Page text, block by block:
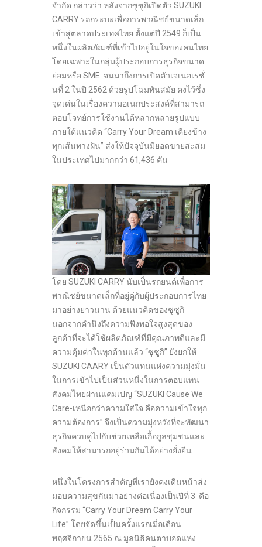
จำกัด กล่าวว่า หลังจากซูซูกิเปิดตัว SUZUKI
CARRY รถกระบะเพื่อการพาณิชย์ขนาดเล็ก
เข้าสู่ตลาดประเทศไทย ตั้งแต่ปี 2549 ก็เป็น
หนึ่งในผลิตภัณฑ์ที่เข้าไปอยู่ในใจของคนไทย
โดยเฉพาะในกลุ่มผู้ประกอบการธุรกิจขนาด
ย่อมหรือ SME จนมาถึงการเปิดตัวเจเนอเรชั่
นที่ 2 ในปี 2562 ด้วยรูปโฉมทันสมัย คงไว้ซึ่ง
จุดเด่นในเรื่องความอเนกประสงค์ที่สามารถ
ตอบโจทย์การใช้งานได้หลากหลายรูปแบบ
ภายใต้แนวคิด “Carry Your Dream เคียงข้าง
ทุกเส้นทางฝัน” ส่งให้ปัจจุบันมียอดขายสะสม
ในประเทศไปมากกว่า 61,436 คัน
โดย SUZUKI CARRY นับเป็นรถยนต์เพื่อการ
พาณิชย์ขนาดเล็กที่อยู่คู่กับผู้ประกอบการไทย
มาอย่างยาวนาน ด้วยแนวคิดของซูซูกิ
นอกจากคำนึงถึงความพึงพอใจสูงสุดของ
ลูกค้าที่จะได้ใช้ผลิตภัณฑ์ที่มีคุณภาพดีและมี
ความคุ้มค่าในทุกด้านแล้ว “ซูซูกิ” ยังยกให้
SUZUKI CAARY เป็นตัวแทนแห่งความมุ่งมั่น
ในการเข้าไปเป็นส่วนหนึ่งในการตอบแทน
สังคมไทยผ่านแคมเปญ “SUZUKI Cause We
Care-เหนือกว่าความใส่ใจ คือความเข้าใจทุก
ความต้องการ” จึงเป็นความมุ่งหวังที่จะพัฒนา
ธุรกิจควบคู่ไปกับช่วยเหลือเกื้อกูลชุมชนและ
สังคมให้สามารถอยู่ร่วมกันได้อย่างยั่งยืน
หนึ่งในโครงการสำคัญที่เรายังคงเดินหน้าส่ง
มอบความสุขกันมาอย่างต่อเนื่องเป็นปีที่ 3 คือ
กิจกรรม “Carry Your Dream Carry Your
Life” โดยจัดขึ้นเป็นครั้งแรกเมื่อเดือน
พฤศจิกายน 2565 ณ มูลนิธิคนตาบอดแห่ง